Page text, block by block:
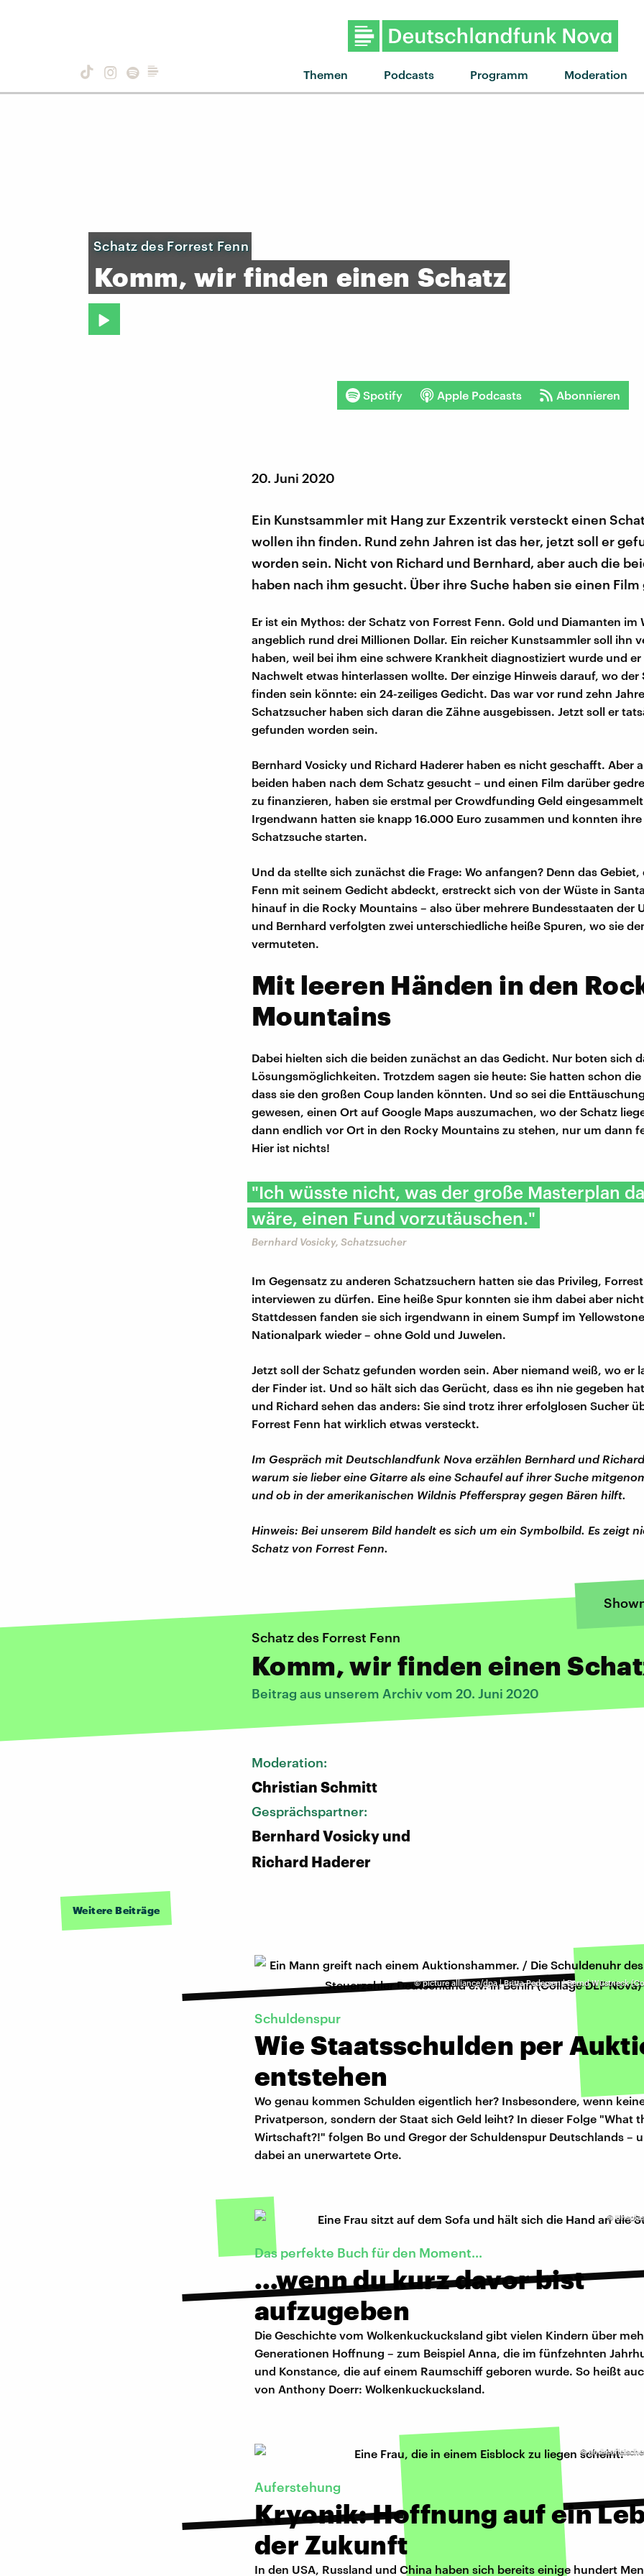
Themen Podcasts Programm Moderation
Schatz des Forrest Fenn
Komm, wir finden einen Schatz
Spotify Apple Podcasts Abonnieren
20. Juni 2020
Ein Kunstsammler mit Hang zur Exzentrik versteckt einen
wollen ihn finden. Rund zehn Jahren ist das her, jetzt soll er
worden sein. Nicht von Richard und Bernhard, aber auch die
haben nach ihm gesucht. Über ihre Suche haben sie einen
Er ist ein Mythos: der Schatz von Forrest Fenn. Gold und Diamanten im
angeblich rund drei Millionen Dollar. Ein reicher Kunstsammler soll ihn
haben, weil bei ihm eine schwere Krankheit diagnostiziert wurde und er
Nachwelt etwas hinterlassen wollte. Der einzige Hinweis darauf, wo der
finden sein könnte: ein 24-zeiliges Gedicht. Das war vor rund zehn
Schatzsucher haben sich daran die Zähne ausgebissen. Jetzt soll er
gefunden worden sein.
Bernhard Vosicky und Richard Haderer haben es nicht geschafft. Aber
beiden haben nach dem Schatz gesucht – und einen Film darüber
zu finanzieren, haben sie erstmal per Crowdfunding Geld
Irgendwann hatten sie knapp 16.000 Euro zusammen und konnten
Schatzsuche starten.
Und da stellte sich zunächst die Frage: Wo anfangen? Denn das Gebiet,
Fenn mit seinem Gedicht abdeckt, erstreckt sich von der Wüste in
hinauf in die Rocky Mountains – also über mehrere Bundesstaaten der
und Bernhard verfolgten zwei unterschiedliche heiße Spuren, wo sie
vermuteten.
Mit leeren Händen in den
Mountains
Dabei hielten sich die beiden zunächst an das Gedicht. Nur boten sich
Lösungsmöglichkeiten. Trotzdem sagen sie heute: Sie hatten schon
dass sie den großen Coup landen könnten. Und so sei die
gewesen, einen Ort auf Google Maps auszumachen, wo der Schatz
dann endlich vor Ort in den Rocky Mountains zu stehen, nur um dann
Hier ist nichts!
"Ich wüsste nicht, was der große Masterplan
wäre, einen Fund vorzutäuschen."
Bernhard Vosicky, Schatzsucher
Im Gegensatz zu anderen Schatzsuchern hatten sie das Privileg,
interviewen zu dürfen. Eine heiße Spur konnten sie ihm dabei aber
Stattdessen fanden sie sich irgendwann in einem Sumpf im
Nationalpark wieder – ohne Gold und Juwelen.
Jetzt soll der Schatz gefunden worden sein. Aber niemand weiß, wo er
der Finder ist. Und so hält sich das Gerücht, dass es ihn nie gegeben
und Richard sehen das anders: Sie sind trotz ihrer erfolglosen Sucher
Forrest Fenn hat wirklich etwas versteckt.
Im Gespräch mit Deutschlandfunk Nova erzählen Bernhard und
warum sie lieber eine Gitarre als eine Schaufel auf ihrer Suche
und ob in der amerikanischen Wildnis Pfefferspray gegen Bären hilft.
Hinweis: Bei unserem Bild handelt es sich um ein Symbolbild. Es zeigt
Schatz von Forrest Fenn.
Schatz des Forrest Fenn
Komm, wir finden einen
Beitrag aus unserem Archiv vom 20. Juni 2020
Moderation:
Christian Schmitt
Gesprächspartner:
Bernhard Vosicky und
Richard Haderer
Weitere Beiträge
©picture alliance/dpa | Britta Pedersen | Bernd Wüstneck
Schuldenspur
Wie Staatsschulden per
entstehen
Wo genau kommen Schulden eigentlich her? Insbesondere, wenn
Privatperson, sondern der Staat sich Geld leiht? In dieser Folge "What
Wirtschaft?!" folgen Bo und Gregor der Schuldenspur Deutschlands –
dabei an unerwartete Orte.
©
Das perfekte Buch für den Moment...
…wenn du kurz davor bist
aufzugeben
Die Geschichte vom Wolkenkuckucksland gibt vielen Kindern über
Generationen Hoffnung – zum Beispiel Anna, die im fünfzehnten
und Konstance, die auf einem Raumschiff geboren wurde. So heißt
von Anthony Doerr: Wolkenkuckucksland.
©
Auferstehung
Kryonik: Hoffnung auf ein
der Zukunft
In den USA, Russland und China haben sich bereits einige hundert